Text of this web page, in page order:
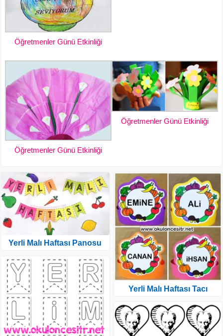
Öğretmenler Günü Etkinliği
Öğretmenler Günü Etkinliği
Öğretmenler Günü Etkinliği
Yerli Malı Haftası Panosu
Yerli Malı Haftası Tacı